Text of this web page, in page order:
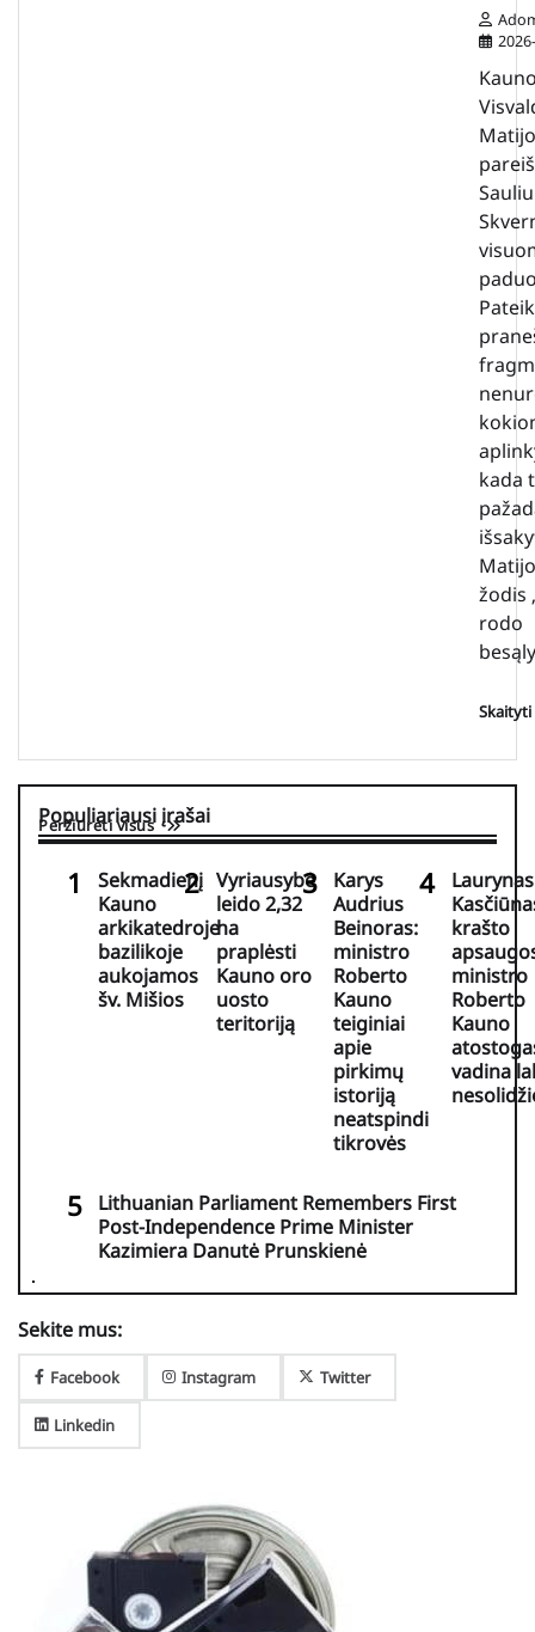
kada
žodis
rodo
Skaityti
Populiariausi įrašai
Peržiūrėti visus
Sekmadienį
Kauno
arkikatedroje
bazilikoje
aukojamos
šv. Mišios
Vyriausybė
leido 2,32
ha
praplėsti
Kauno oro
uosto
teritoriją
Karys
Audrius
Beinoras:
ministro
Roberto
Kauno
teiginiai
apie
pirkimų
istoriją
neatspindi
tikrovės
Laurynas
krašto
ministro
Roberto
Kauno
vadina
Lithuanian Parliament Remembers First
Post-Independence Prime Minister
Kazimiera Danutė Prunskienė
Sekite mus:
Facebook Instagram Twitter
Linkedin